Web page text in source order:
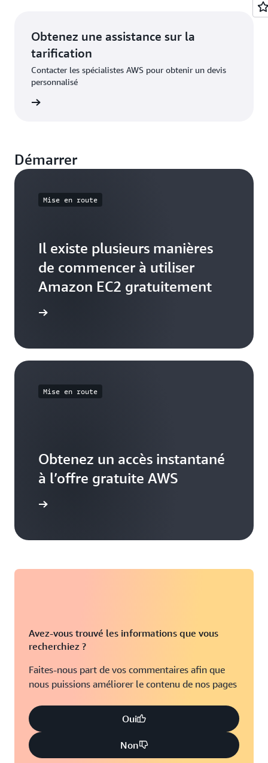
Obtenez une assistance sur la
tarification
Contacter les spécialistes AWS pour obtenir un devis
personnalisé
Démarrer
Mise en route
Il existe plusieurs manières
de commencer à utiliser
Amazon EC2 gratuitement
Mise en route
Obtenez un accès instantané
à l’offre gratuite AWS
Avez-vous trouvé les informations que vous
recherchiez ?
Faites-nous part de vos commentaires afin que
nous puissions améliorer le contenu de nos pages
Oui
Non